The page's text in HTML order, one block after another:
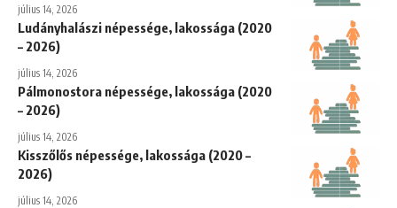
július 14, 2026
Ludányhalászi népessége, lakossága (2020
– 2026)
július 14, 2026
Pálmonostora népessége, lakossága (2020
– 2026)
július 14, 2026
Kisszőlős népessége, lakossága (2020 –
2026)
július 14, 2026